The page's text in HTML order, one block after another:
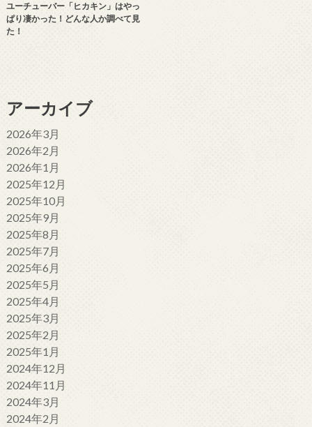
ユーチューバー「ヒカキン」はやっ
ぱり凄かった！どんな人か調べて見
た！
アーカイブ
2026年3月
2026年2月
2026年1月
2025年12月
2025年10月
2025年9月
2025年8月
2025年7月
2025年6月
2025年5月
2025年4月
2025年3月
2025年2月
2025年1月
2024年12月
2024年11月
2024年3月
2024年2月